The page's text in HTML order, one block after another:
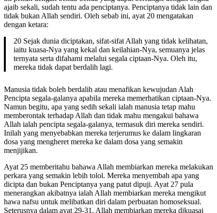
ajaib sekali, sudah tentu ada penciptanya. Penciptanya tidak lain dan
tidak bukan Allah sendiri. Oleh sebab ini, ayat 20 mengatakan
dengan ketara:
20 Sejak dunia diciptakan, sifat-sifat Allah yang tidak kelihatan,
iaitu kuasa-Nya yang kekal dan keilahian-Nya, semuanya jelas
ternyata serta difahami melalui segala ciptaan-Nya. Oleh itu,
mereka tidak dapat berdalih lagi.
Manusia tidak boleh berdalih atau menafikan kewujudan Alah
Pencipta segala-galanya apabila mereka memerhatikan ciptaan-Nya.
Namun begitu, apa yang sedih sekali ialah manusia tetap mahu
memberontak terhadap Allah dan tidak mahu mengakui bahawa
Allah ialah pencipta segala-galanya, termasuk diri mereka sendiri.
Inilah yang menyebabkan mereka terjerumus ke dalam lingkaran
dosa yang mengheret mereka ke dalam dosa yang semakin
menjijikan.
Ayat 25 memberitahu bahawa Allah membiarkan mereka melakukan
perkara yang semakin lebih tolol. Mereka menyembah apa yang
dicipta dan bukan Penciptanya yang patut dipuji. Ayat 27 pula
menerangkan akibatnya ialah Allah membiarkan mereka mengikut
hawa nafsu untuk melibatkan diri dalam perbuatan homoseksual.
Seterusnya dalam ayat 29-31, Allah membiarkan mereka dikuasai